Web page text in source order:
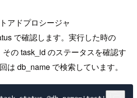
アドプロシージャ
で確認します。実行した時の
の task_id のステータスを確認す
は db_name で検索しています。